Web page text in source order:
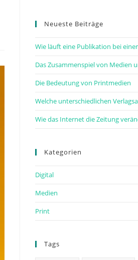
Neueste Beiträge
Wie läuft eine Publikation bei
Das Zusammenspiel von Medien
Die Bedeutung von Printmedien
Welche unterschiedlichen
Wie das Internet die Zeitung
Kategorien
Digital
Medien
Print
Tags